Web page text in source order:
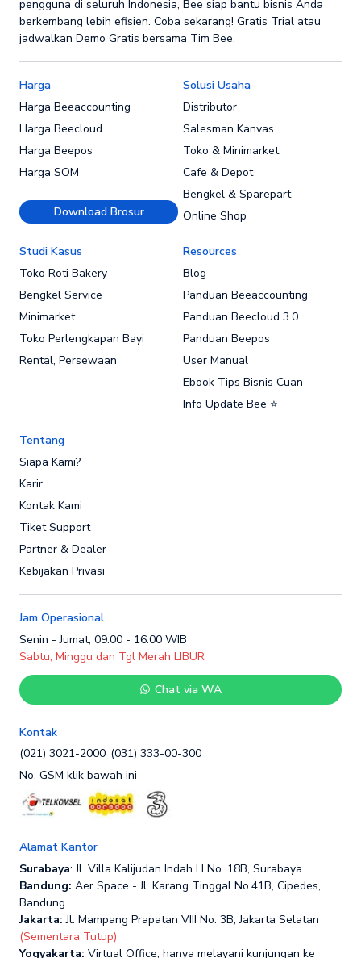
pengguna di seluruh Indonesia, Bee siap bantu bisnis Anda
berkembang lebih efisien. Coba sekarang! Gratis Trial atau
jadwalkan Demo Gratis bersama Tim Bee.
Harga
Harga Beeaccounting
Harga Beecloud
Harga Beepos
Harga SOM
Download Brosur
Solusi Usaha
Distributor
Salesman Kanvas
Toko & Minimarket
Cafe & Depot
Bengkel & Sparepart
Online Shop
Studi Kasus
Toko Roti Bakery
Bengkel Service
Minimarket
Toko Perlengkapan Bayi
Rental, Persewaan
Resources
Blog
Panduan Beeaccounting
Panduan Beecloud 3.0
Panduan Beepos
User Manual
Ebook Tips Bisnis Cuan
Info Update Bee ⭐
Tentang
Siapa Kami?
Karir
Kontak Kami
Tiket Support
Partner & Dealer
Kebijakan Privasi
Jam Operasional
Senin - Jumat, 09:00 - 16:00 WIB
Sabtu, Minggu dan Tgl Merah LIBUR
Chat via WA
Kontak
(021) 3021-2000 (031) 333-00-300
No. GSM klik bawah ini
Alamat Kantor
Surabaya: Jl. Villa Kalijudan Indah H No. 18B, Surabaya
Bandung: Aer Space - Jl. Karang Tinggal No.41B, Cipedes,
Bandung
Jakarta: Jl. Mampang Prapatan VIII No. 3B, Jakarta Selatan
(Sementara Tutup)
Yogyakarta: Virtual Office, hanya melayani kunjungan ke